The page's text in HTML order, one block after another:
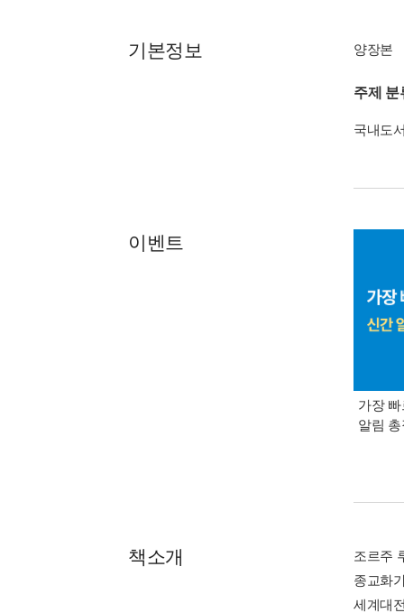
기본정보 양장본
주제 분
국내도
이벤트
가장
알림
책소개
조르주
종교화
세계대